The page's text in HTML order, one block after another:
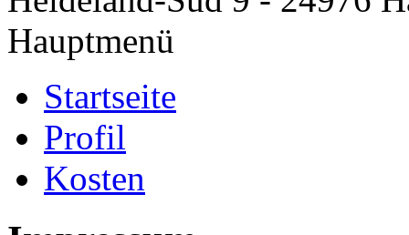
Hauptmenü
Startseite
Profil
Kosten